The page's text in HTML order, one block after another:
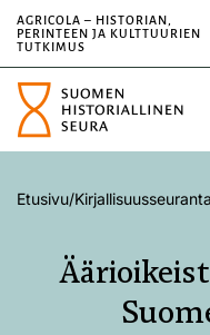
AGRICOLA – HISTORIAN,
PERINTEEN JA KULTTUURIEN
TUTKIMUS
Etusivu/Kirjallisuusseuranta